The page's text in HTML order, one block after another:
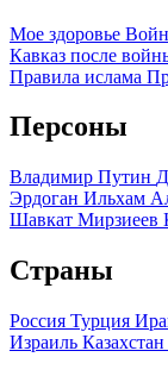
Мое здоровье
Кавказ после
Правила ислама
Персоны
Владимир Путин
Эрдоган Ильхам
Шавкат Мирзиеев
Страны
Россия Турция
Израиль Казахстан